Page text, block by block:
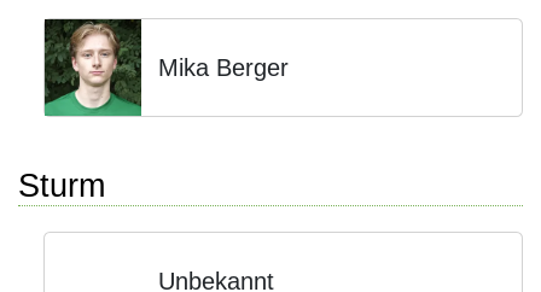
Mika Berger
Sturm
Unbekannt